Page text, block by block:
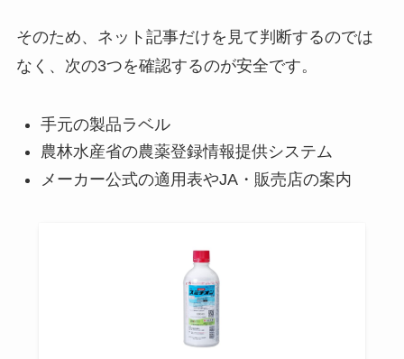
そのため、ネット記事だけを見て判断するのでは
なく、次の3つを確認するのが安全です。
手元の製品ラベル
農林水産省の農薬登録情報提供システム
メーカー公式の適用表やJA・販売店の案内